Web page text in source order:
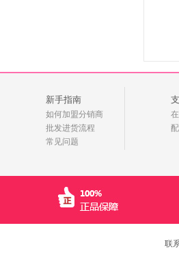
新手指南
如何加盟分销商
批发进货流程
常见问题
联